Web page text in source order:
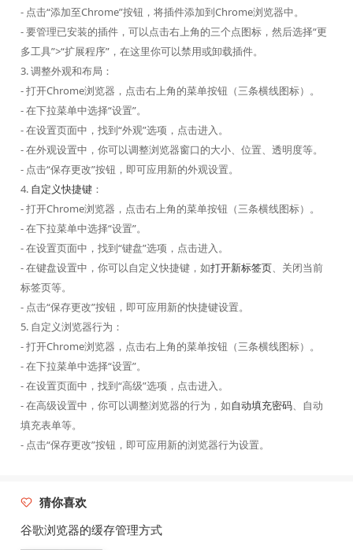
- 点击“添加至Chrome”按钮，将插件添加到Chrome浏览器中。
- 要管理已安装的插件，可以点击右上角的三个点图标，然后选择“更
多工具”>“扩展程序”，在这里你可以禁用或卸载插件。
3. 调整外观和布局：
- 打开Chrome浏览器，点击右上角的菜单按钮（三条横线图标）。
- 在下拉菜单中选择“设置”。
- 在设置页面中，找到“外观”选项，点击进入。
- 在外观设置中，你可以调整浏览器窗口的大小、位置、透明度等。
- 点击“保存更改”按钮，即可应用新的外观设置。
4. 自定义快捷键：
- 打开Chrome浏览器，点击右上角的菜单按钮（三条横线图标）。
- 在下拉菜单中选择“设置”。
- 在设置页面中，找到“键盘”选项，点击进入。
- 在键盘设置中，你可以自定义快捷键，如打开新标签页、关闭当前
标签页等。
- 点击“保存更改”按钮，即可应用新的快捷键设置。
5. 自定义浏览器行为：
- 打开Chrome浏览器，点击右上角的菜单按钮（三条横线图标）。
- 在下拉菜单中选择“设置”。
- 在设置页面中，找到“高级”选项，点击进入。
- 在高级设置中，你可以调整浏览器的行为，如自动填充密码、自动
填充表单等。
- 点击“保存更改”按钮，即可应用新的浏览器行为设置。
猜你喜欢
谷歌浏览器的缓存管理方式